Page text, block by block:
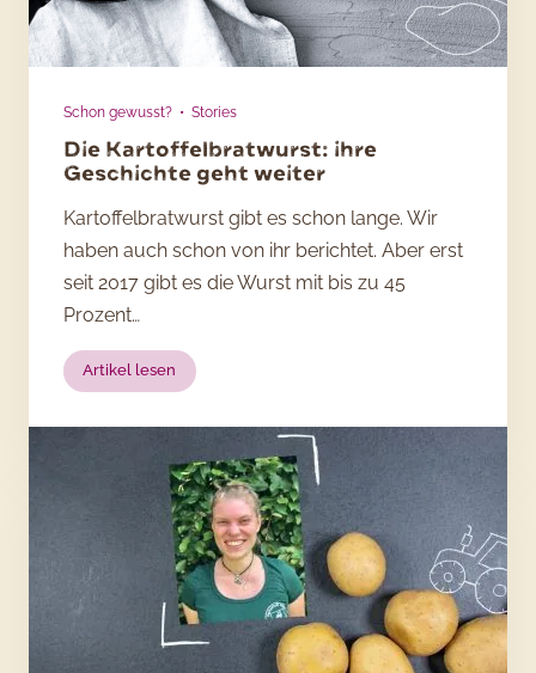
Schon gewusst? • Stories
Die Kartoffelbratwurst: ihre
Geschichte geht weiter
Kartoffelbratwurst gibt es schon lange. Wir
haben auch schon von ihr berichtet. Aber erst
seit 2017 gibt es die Wurst mit bis zu 45
Prozent…
Artikel lesen
Die
Geschichte
geht
weiter